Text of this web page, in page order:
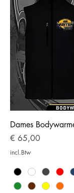
Dames
Prijs
€ 65,00
incl.Btw